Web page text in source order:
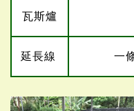
瓦斯爐
延長線 一